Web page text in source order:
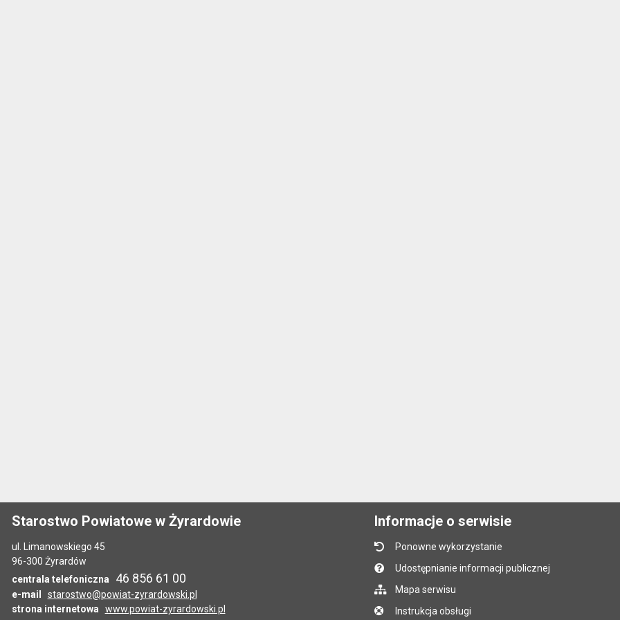
Starostwo Powiatowe w Żyrardowie
ul. Limanowskiego 45
96-300 Żyrardów
centrala telefoniczna
46 856 61 00
e-mail
starostwo@powiat-zyrardowski.pl
strona internetowa
www.powiat-zyrardowski.pl
Informacje o serwisie
Ponowne wykorzystanie
Udostępnianie informacji publicznej
Mapa serwisu
Instrukcja obsługi